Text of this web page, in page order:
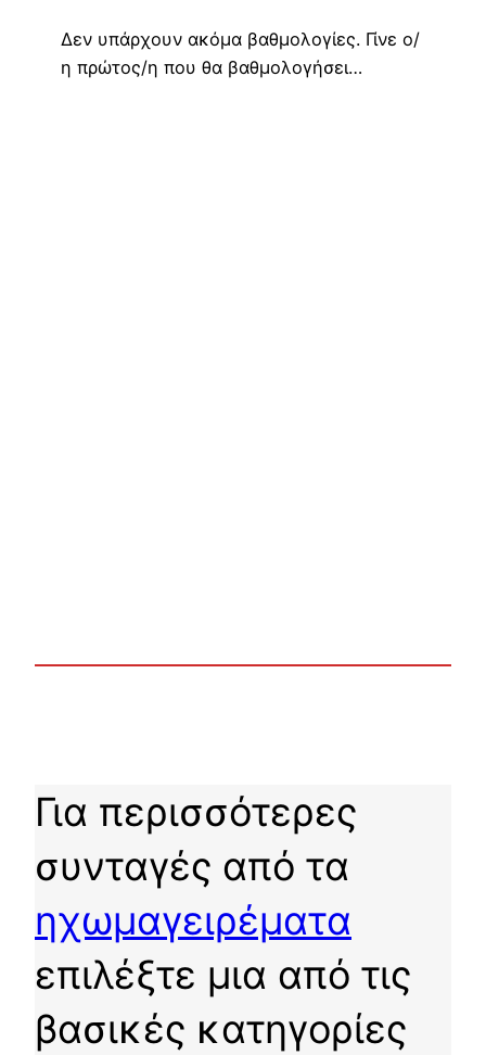
Δεν υπάρχουν ακόμα βαθμολογίες. Γίνε ο/
η πρώτος/η που θα βαθμολογήσει…
Για περισσότερες
συνταγές από τα
ηχωμαγειρέματα
επιλέξτε μια από τις
βασικές κατηγορίες